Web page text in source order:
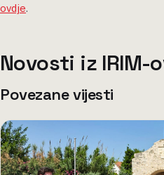
ovdje.
Novosti iz IRIM-
Povezane vijesti